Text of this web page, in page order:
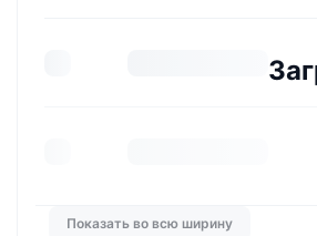
Показать во всю ширину